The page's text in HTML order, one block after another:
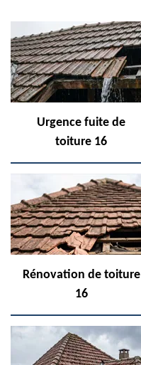
Urgence fuite de
toiture 16
Rénovation de toiture
16